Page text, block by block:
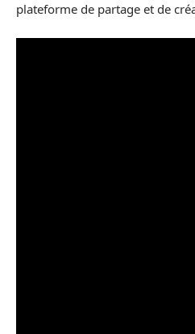
plateforme de partage et de